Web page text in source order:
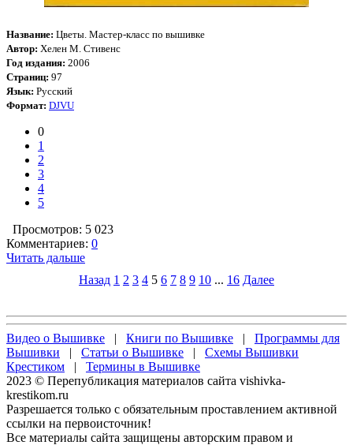
Название: Цветы. Мастер-класс по вышивке
Автор: Хелен М. Стивенс
Год издания: 2006
Страниц: 97
Язык: Русский
Формат: DJVU
0
1
2
3
4
5
Просмотров: 5 023
Комментариев: 0
Читать дальше
Назад 1 2 3 4 5 6 7 8 9 10 ... 16 Далее
Видео о Вышивке | Книги по Вышивке | Программы для
Вышивки | Статьи о Вышивке | Схемы Вышивки
Крестиком | Термины в Вышивке
2023 © Перепубликация материалов сайта vishivka-
krestikom.ru
Разрешается только с обязательным проставлением активной
ссылки на первоисточник!
Все материалы сайта защищены авторским правом и